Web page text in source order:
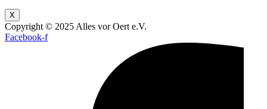
X
Copyright © 2025 Alles vor Oert e.V.
Facebook-f